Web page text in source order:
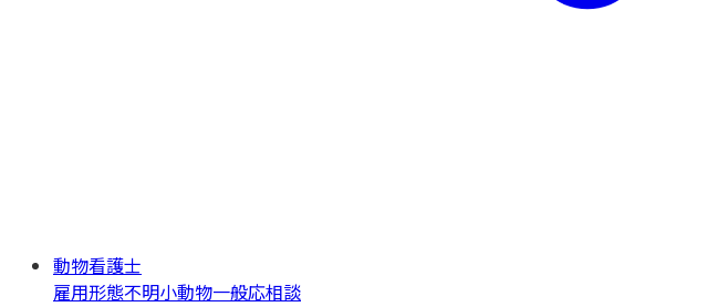
動物看護士
雇用形態不明小動物一般応相談